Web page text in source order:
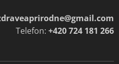
Telefon: +420 724 181 266